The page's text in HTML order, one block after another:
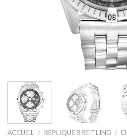
ACCUEIL / REPLIQUE BREITLING /